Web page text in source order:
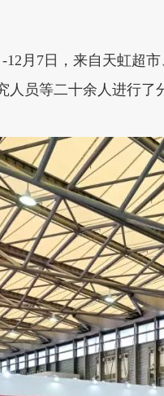
12月7日，来自天虹超
人员等二十余人进行